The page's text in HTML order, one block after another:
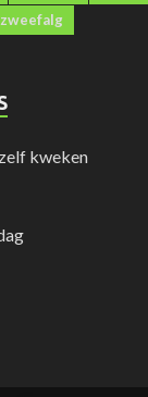
zweefalg
kweken